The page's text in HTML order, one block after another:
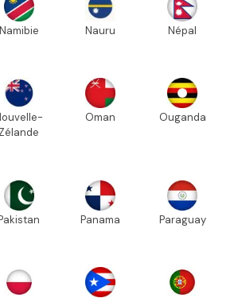
Namibie Nauru Népal
Zélande
Oman Ouganda
Panama Paraguay